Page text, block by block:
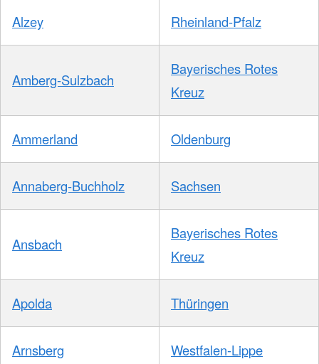
Alzey Rheinland-Pfalz
Amberg-Sulzbach
Bayerisches Rotes
Kreuz
Ammerland Oldenburg
Annaberg-Buchholz Sachsen
Ansbach
Bayerisches Rotes
Kreuz
Apolda Thüringen
Arnsberg Westfalen-Lippe